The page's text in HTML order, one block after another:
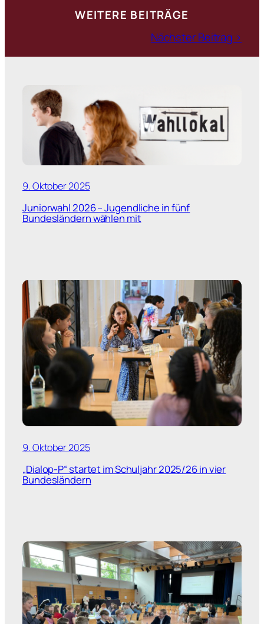
WEITERE BEITRÄGE
Nächster Beitrag >
9. Oktober 2025
Juniorwahl 2026 – Jugendliche in fünf
Bundesländern wählen mit
9. Oktober 2025
„Dialop-P“ startet im Schuljahr 2025/26 in vier
Bundesländern